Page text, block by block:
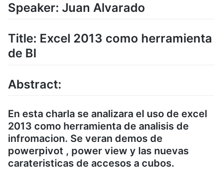
Speaker: Juan Alvarado
Title: Excel 2013 como herramienta
de BI
Abstract:
En esta charla se analizara el uso de excel
2013 como herramienta de analisis de
infromacion. Se veran demos de
powerpivot , power view y las nuevas
carateristicas de accesos a cubos.